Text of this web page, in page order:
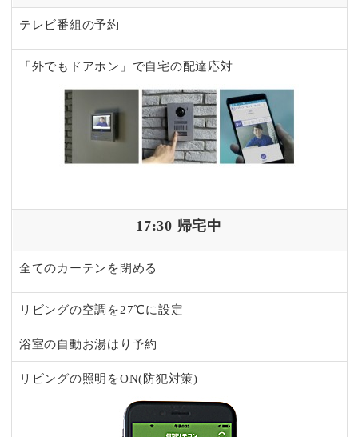
テレビ番組の予約
「外でもドアホン」で自宅の配達応対
17:30 帰宅中
全てのカーテンを閉める
リビングの空調を27℃に設定
浴室の自動お湯はり予約
リビングの照明をON(防犯対策)